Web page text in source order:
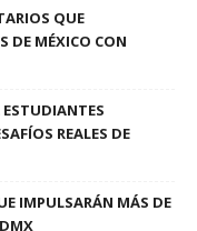
QUE
DE MÉXICO CON
ESTUDIANTES
REALES DE
IMPULSARÁN MÁS DE